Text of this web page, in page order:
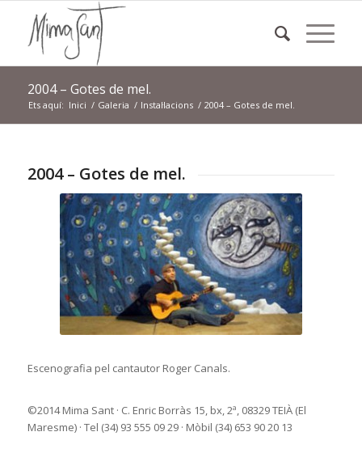
2004 – Gotes de mel.
Ets aquí: Inici / Galeria / Instal·lacions / 2004 – Gotes de mel.
2004 – Gotes de mel.
Escenografia pel cantautor Roger Canals.
©2014 Mima Sant · C. Enric Borràs 15, bx, 2ª, 08329 TEIÀ (El
Maresme) · Tel (34) 93 555 09 29 · Mòbil (34) 653 90 20 13